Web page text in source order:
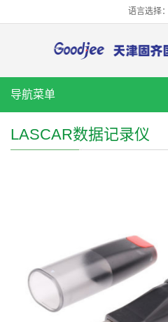
语言选择：
导航菜单
LASCAR数据记录仪